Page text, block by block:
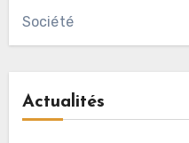
Société
Actualités